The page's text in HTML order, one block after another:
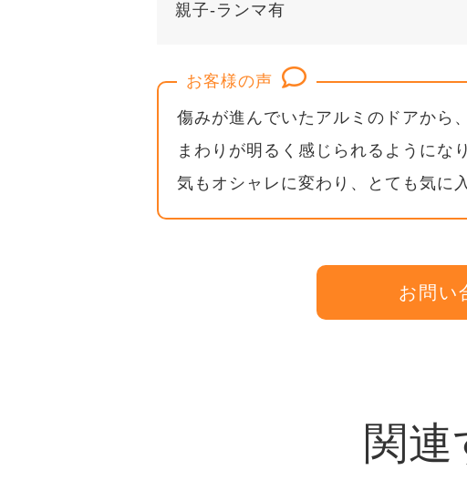
親子-ランマ有
お客様の声
傷みが進んでいたアルミのドアから
まわりが明るく感じられるようにな
気もオシャレに変わり、とても気に
お問い
関連